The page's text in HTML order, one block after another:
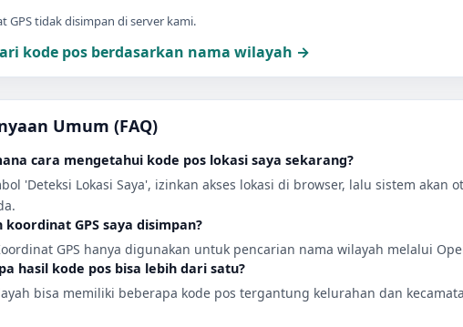
GPS tidak disimpan di server kami.
kode pos berdasarkan nama wilayah →
Umum (FAQ)
cara mengetahui kode pos lokasi saya sekarang?
'Deteksi Lokasi Saya', izinkan akses lokasi di browser, lalu sistem
koordinat GPS saya disimpan?
GPS hanya digunakan untuk pencarian nama wilayah melalui
hasil kode pos bisa lebih dari satu?
bisa memiliki beberapa kode pos tergantung kelurahan dan